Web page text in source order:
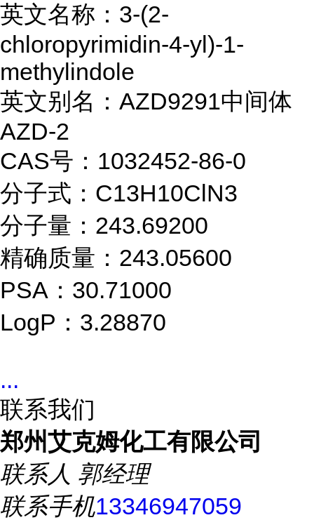
英文名称：3-(2-
chloropyrimidin-4-yl)-1-
methylindole
英文别名：AZD9291中间体
AZD-2
CAS号：1032452-86-0
分子式：C13H10ClN3
分子量：243.69200
精确质量：243.05600
PSA：30.71000
LogP：3.28870
...
联系我们
郑州艾克姆化工有限公司
联系人 郭经理
联系手机13346947059